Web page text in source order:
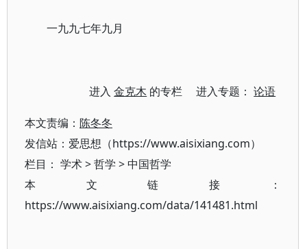
一九九七年九月
进入金克木 的专栏 进入专题：论语
本文责编： 陈冬冬
发信站：爱思想（https://www.aisixiang.com）
栏目： 学术>哲学 >中国哲学
本文链接：
https://www.aisixiang.com/data/141481.html